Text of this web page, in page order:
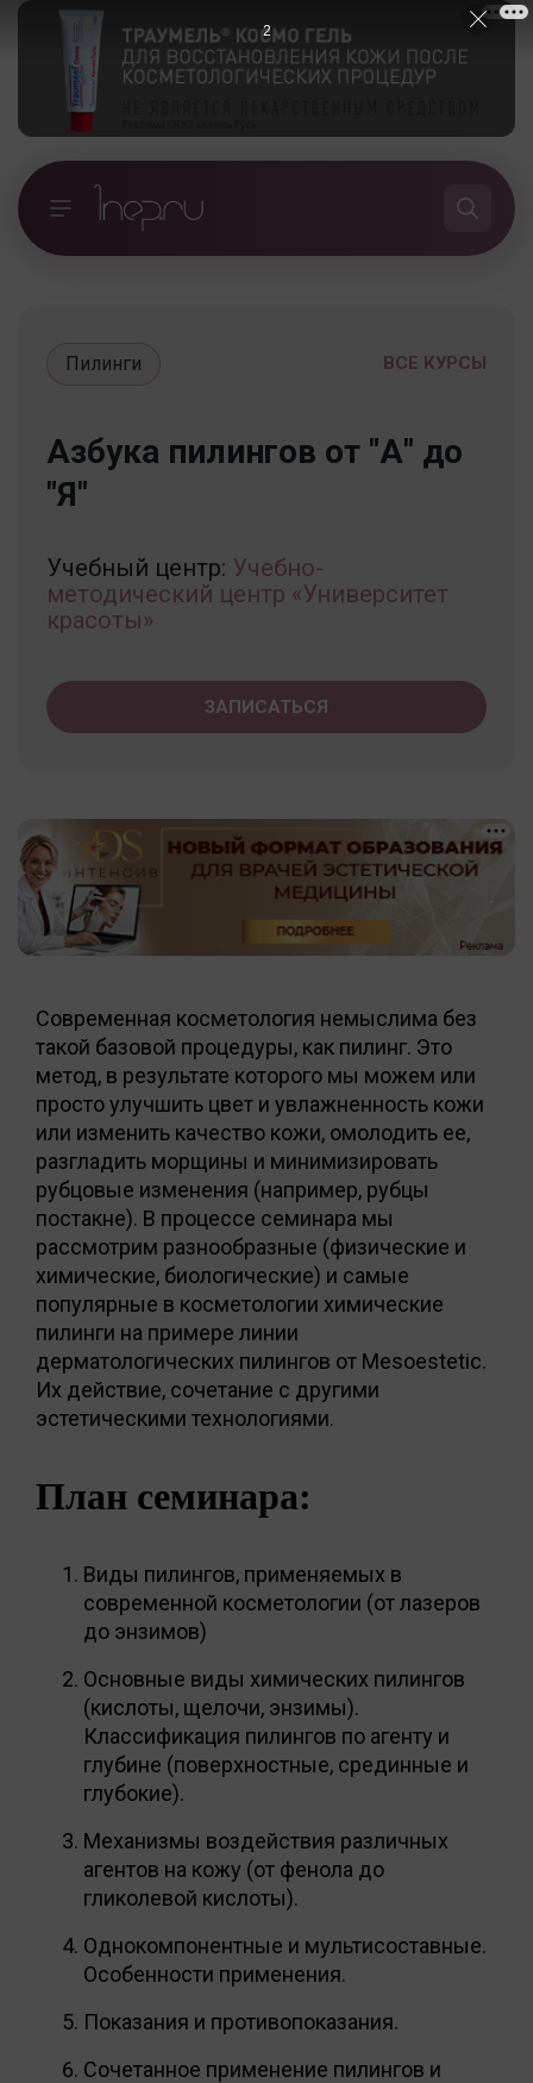
ВСЕ КУРСЫ
Пилинги
Азбука пилингов от "А" до
"Я"
Учебный центр: Учебно-
методический центр «Университет
красоты»
ЗАПИСАТЬСЯ
Современная косметология немыслима без
такой базовой процедуры, как пилинг. Это
метод, в результате которого мы можем или
просто улучшить цвет и увлажненность кожи
или изменить качество кожи, омолодить ее,
разгладить морщины и минимизировать
рубцовые изменения (например, рубцы
постакне). В процессе семинара мы
рассмотрим разнообразные (физические и
химические, биологические) и самые
популярные в косметологии химические
пилинги на примере линии
дерматологических пилингов от Mesoestetic.
Их действие, сочетание с другими
эстетическими технологиями.
План семинара:
Виды пилингов, применяемых в
современной косметологии (от лазеров
до энзимов)
Основные виды химических пилингов
(кислоты, щелочи, энзимы).
Классификация пилингов по агенту и
глубине (поверхностные, срединные и
глубокие).
Механизмы воздействия различных
агентов на кожу (от фенола до
гликолевой кислоты).
Однокомпонентные и мультисоставные.
Особенности применения.
Показания и противопоказания.
Сочетанное применение пилингов и
1